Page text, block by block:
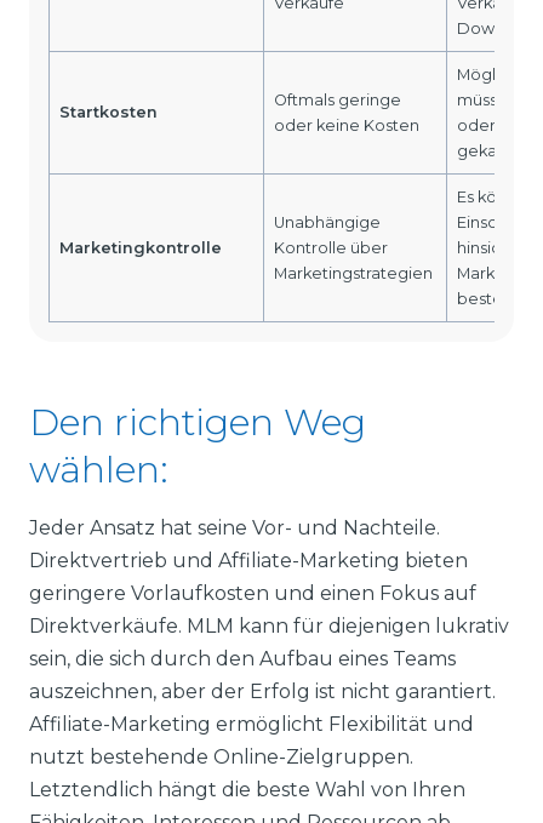
Downline
Startkosten
Oftmals geringe
oder keine Kosten
müssen
oder
gekauft
Marketingkontrolle
Unabhängige
Kontrolle über
Marketingstrategien
Es können
bestehen.
Den richtigen Weg
wählen:
Jeder Ansatz hat seine Vor- und Nachteile.
Direktvertrieb und Affiliate-Marketing bieten
geringere Vorlaufkosten und einen Fokus auf
Direktverkäufe. MLM kann für diejenigen lukrativ
sein, die sich durch den Aufbau eines Teams
auszeichnen, aber der Erfolg ist nicht garantiert.
Affiliate-Marketing ermöglicht Flexibilität und
nutzt bestehende Online-Zielgruppen.
Letztendlich hängt die beste Wahl von Ihren